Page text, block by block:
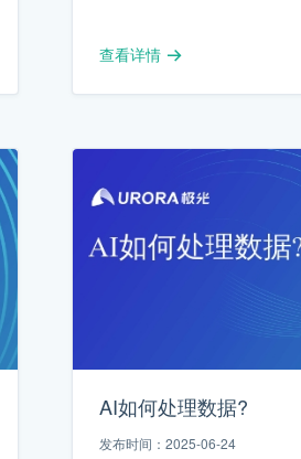
查看详情
AI如何处理数据?
发布时间：2025-06-24